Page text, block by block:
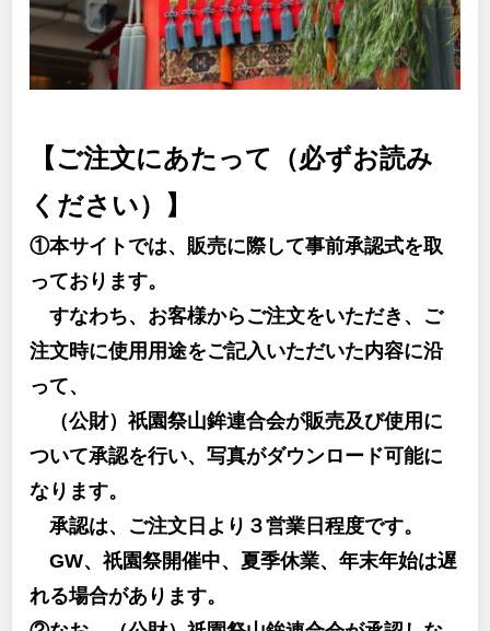
【ご注文にあたって（必ずお読み
ください）】
①本サイトでは、販売に際して事前承認式を取
っております。
すなわち、お客様からご注文をいただき、ご
注文時に使用用途をご記入いただいた内容に沿
って、
（公財）祇園祭山鉾連合会が販売及び使用に
ついて承認を行い、写真がダウンロード可能に
なります。
承認は、ご注文日より３営業日程度です。
GW、祇園祭開催中、夏季休業、年末年始は遅
れる場合があります。